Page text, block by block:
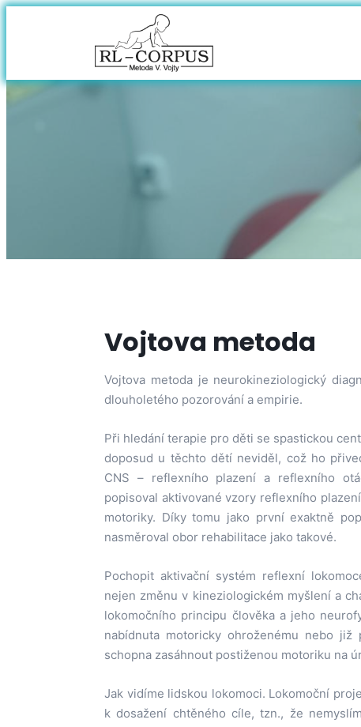
Vojtova metoda
Vojtova metoda je neurokineziologický
dlouholetého pozorování a empirie.
Při hledání terapie pro děti se spastickou
doposud u těchto dětí neviděl, což ho
CNS – reflexního plazení a reflexního
popisoval aktivované vzory reflexního
motoriky. Díky tomu jako první exaktně
nasměroval obor rehabilitace jako takové.
Pochopit aktivační systém reflexní
nejen změnu v kineziologickém myšlení a
lokomočního principu člověka a jeho
nabídnuta motoricky ohroženému nebo
schopna zasáhnout postiženou motoriku na
Jak vidíme lidskou lokomoci. Lokomoční
k dosažení chtěného cíle, tzn., že